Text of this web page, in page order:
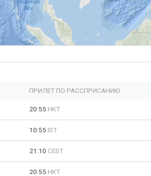
ПРИЛЕТ ПО РАССПРИСАНИЮ
20:55 HKT
10:55 IST
21:10 CEST
20:55 HKT